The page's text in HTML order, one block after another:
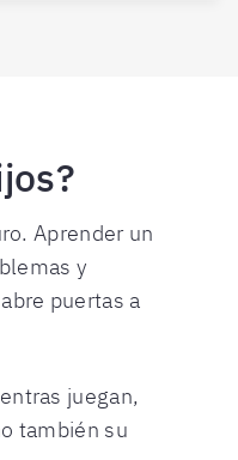
Aprender un
y
puertas a
juegan,
también su